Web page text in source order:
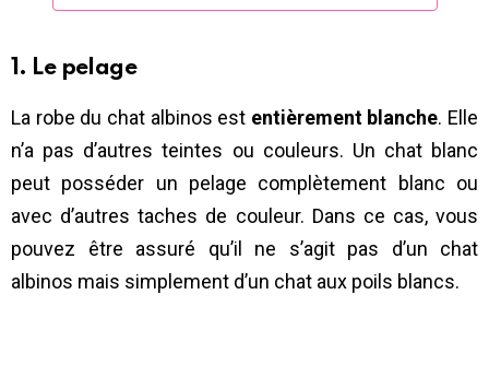
1. Le pelage
La robe du chat albinos est entièrement blanche. Elle
n’a pas d’autres teintes ou couleurs. Un chat blanc
peut posséder un pelage complètement blanc ou
avec d’autres taches de couleur. Dans ce cas, vous
pouvez être assuré qu’il ne s’agit pas d’un chat
albinos mais simplement d’un chat aux poils blancs.